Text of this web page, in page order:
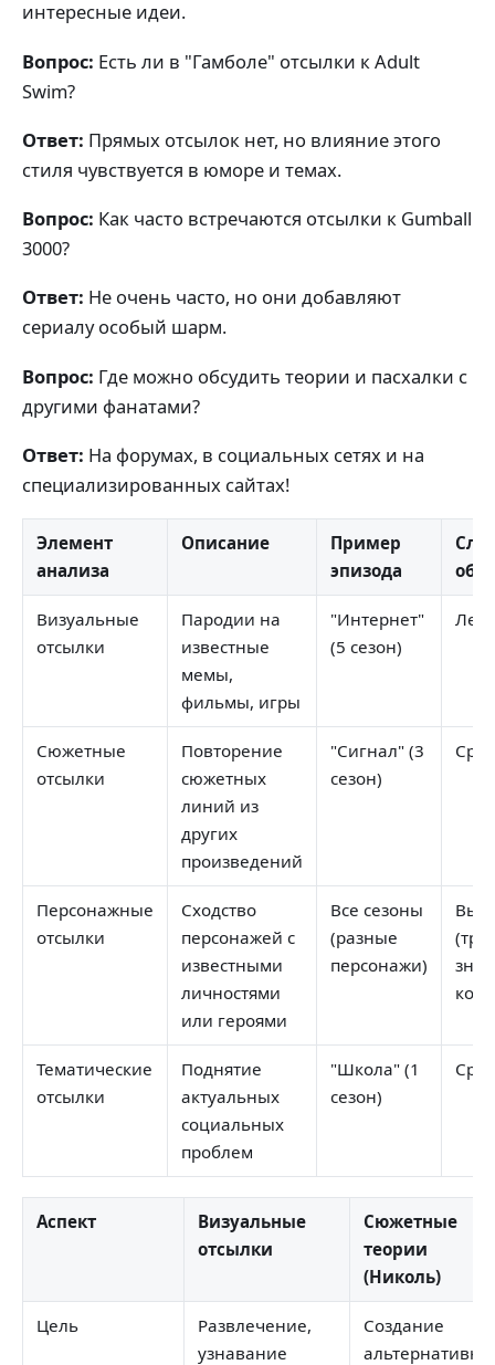
интересные идеи.
Вопрос: Есть ли в "Гамболе" отсылки к Adult
Swim?
Ответ: Прямых отсылок нет, но влияние этого
стиля чувствуется в юморе и темах.
Вопрос: Как часто встречаются отсылки к Gumball
3000?
Ответ: Не очень часто, но они добавляют
сериалу особый шарм.
Вопрос: Где можно обсудить теории и пасхалки с
другими фанатами?
Ответ: На форумах, в социальных сетях и на
специализированных сайтах!
Элемент
анализа
Описание
Пример
эпизода
Визуальные
отсылки
Пародии на
известные
мемы,
фильмы, игры
"Интернет"
(5 сезон)
Сюжетные
отсылки
Повторение
сюжетных
линий из
других
произведений
"Сигнал" (3
сезон)
Персонажные
отсылки
Сходство
персонажей с
известными
личностями
или героями
Все сезоны
(разные
персонажи)
Тематические
отсылки
Поднятие
актуальных
социальных
проблем
"Школа" (1
сезон)
Аспект
Визуальные
отсылки
Сюжетные
теории
(Николь)
Цель
Развлечение,
узнавание
Создание